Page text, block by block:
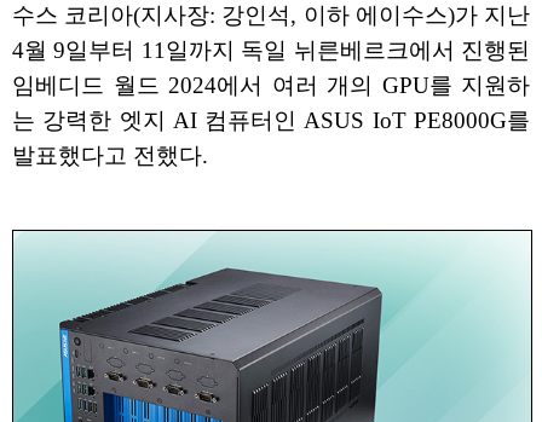
수스 코리아(지사장: 강인석, 이하 에이수스)가 지난
4월 9일부터 11일까지 독일 뉘른베르크에서 진행된
임베디드 월드 2024에서 여러 개의 GPU를 지원하
는 강력한 엣지 AI 컴퓨터인 ASUS IoT PE8000G를
발표했다고 전했다.